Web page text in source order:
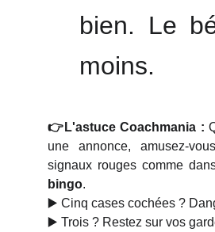
bien. Le
moins.
👉L'astuce Coachmania :
une annonce, amusez-
signaux rouges comme
bingo.
▶️ Cinq cases cochées ?
▶️ Trois ? Restez sur vos